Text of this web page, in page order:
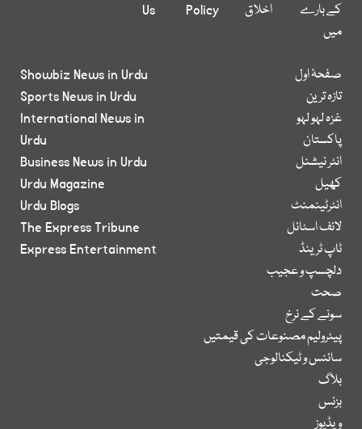
کے بارے
میں
اخلاق
Policy
Us
صفحۂ اول
تازہ ترین
غزہ لہو لہو
پاکستان
انٹر نیشنل
کھیل
انٹرٹینمنٹ
لائف اسٹائل
ٹاپ ٹرینڈ
دلچسپ و عجیب
صحت
سونے کے نرخ
پیٹرولیم مصنوعات کی قیمتیں
سائنس و ٹیکنالوجی
بلاگ
بزنس
ویڈیوز
Showbiz News in Urdu
Sports News in Urdu
International News in
Urdu
Business News in Urdu
Urdu Magazine
Urdu Blogs
The Express Tribune
Express Entertainment